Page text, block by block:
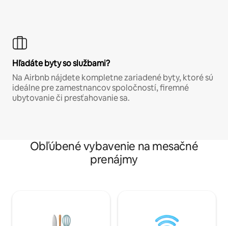
Hľadáte byty so službami?
Na Airbnb nájdete kompletne zariadené byty, ktoré sú
ideálne pre zamestnancov spoločností, firemné
ubytovanie či presťahovanie sa.
Obľúbené vybavenie na mesačné
prenájmy